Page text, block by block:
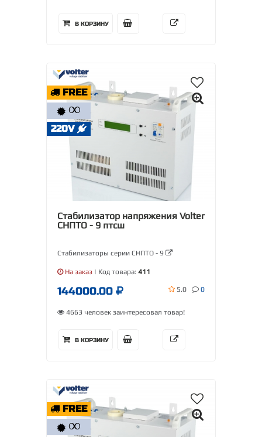
В КОРЗИНУ
FREE
∞
220V
Стабилизатор напряжения Volter
СНПТО - 9 птсш
Стабилизаторы серии СНПТО - 9
На заказ | Код товара: 411
144000.00 5.0 0
4663 человек заинтересовал товар!
В КОРЗИНУ
FREE
∞